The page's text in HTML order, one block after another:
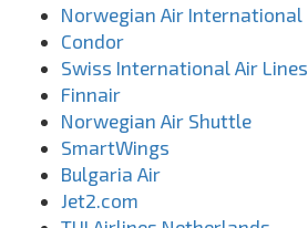
Norwegian Air International
Condor
Swiss International Air Lines
Finnair
Norwegian Air Shuttle
SmartWings
Bulgaria Air
Jet2.com